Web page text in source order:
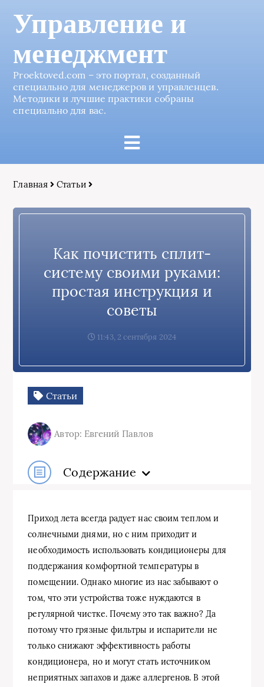
Управление и
менеджмент
Proektoved.com – это портал, созданный
специально для менеджеров и управленцев.
Методики и лучшие практики собраны
специально для вас.
Главная Статьи
Как почистить сплит-
систему своими руками:
простая инструкция и
советы
11:43, 2 сентября 2024
Статьи
Автор: Евгений Павлов
Содержание
Приход лета всегда радует нас своим теплом и
солнечными днями, но с ним приходит и
необходимость использовать кондиционеры для
поддержания комфортной температуры в
помещении. Однако многие из нас забывают о
том, что эти устройства тоже нуждаются в
регулярной чистке. Почему это так важно? Да
потому что грязные фильтры и испарители не
только снижают эффективность работы
кондиционера, но и могут стать источником
неприятных запахов и даже аллергенов. В этой